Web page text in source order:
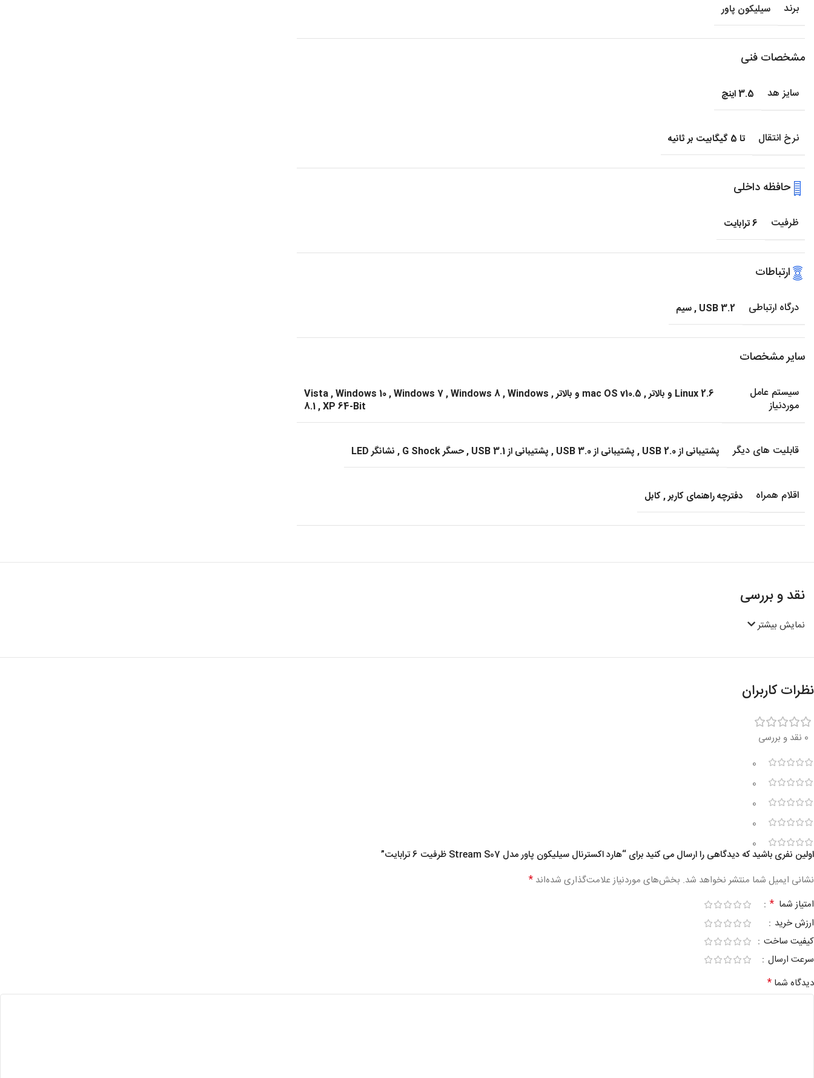
برند سیلیکون پاور
مشخصات فنی
سایز هد 3.5 اینچ
نرخ انتقال تا 5 گیگابیت بر ثانیه
حافظه داخلی
ظرفیت 6 ترابایت
ارتباطات
درگاه ارتباطی USB 3.2
,سیم
سایر مشخصات
سیستم عامل
موردنیاز
Linux 2.6 و بالاتر , mac OS v10.5 و بالاتر ,
Vista,Windows 10,Windows 7,Windows 8,Windows
8.1,XP 64-Bit
قابلیت های دیگر پشتیبانی از USB 2.0 , پشتیبانی از USB 3.0 , پشتیبانی از USB 3.1 ,حسگر G Shock , نشانگر LED
اقلام همراه دفترچه راهنمای کاربر,کابل
نقد و بررسی
نمایش بیشتر
نظرات کاربران
0 نقد و بررسی
0
0
0
0
0
اولین نفری باشید که دیدگاهی را ارسال می کنید برای “هارد اکسترنال سیلیکون پاور مدل Stream S07 ظرفیت 6 ترابایت”
نشانی ایمیل شما منتشر نخواهد شد. بخش‌های موردنیاز علامت‌گذاری شده‌اند *
امتیاز شما *
ارزش خرید
کیفیت ساخت
سرعت ارسال
دیدگاه شما *